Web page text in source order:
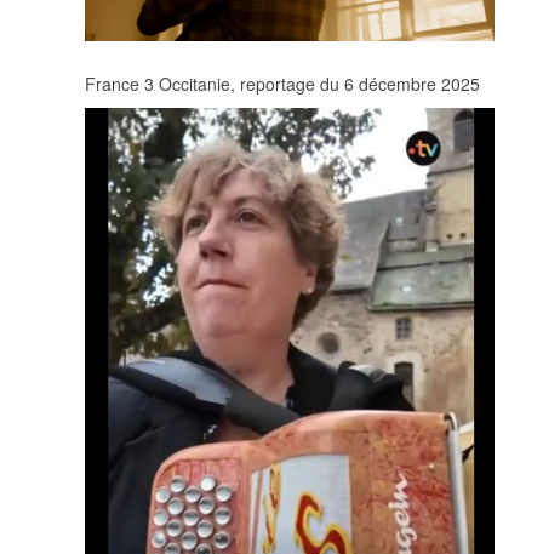
France 3 Occitanie, reportage du 6 décembre 2025